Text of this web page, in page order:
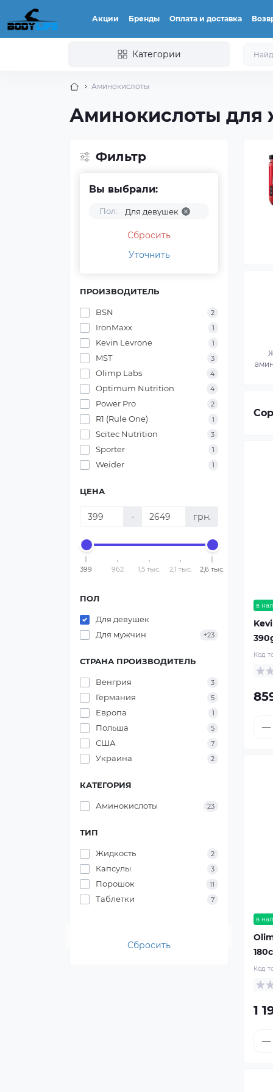
Акции Бренды Оплата и доставка
Категории
Аминокислоты
Аминокислоты для
Фильтр
Вы выбрали:
Пол: Для девушек
Сбросить
Уточнить
ПРОИЗВОДИТЕЛЬ
BSN 2
IronMaxx 1
Kevin Levrone 1
MST 3
Olimp Labs 4
Optimum Nutrition 4
Power Pro 2
R1 (Rule One) 1
Scitec Nutrition 3
Sporter 1
Weider 1
ЦЕНА
- грн.
399 962 1,5 тыс. 2,1 тыс. 2,6 тыс.
ПОЛ
Для девушек
Для мужчин
+23
СТРАНА ПРОИЗВОДИТЕЛЬ
Венгрия 3
Германия 5
Европа 1
Польша 5
США 7
Украина 2
КАТЕГОРИЯ
Аминокислоты 23
ТИП
Жидкость 2
Капсулы 3
Порошок 11
Таблетки 7
Сбросить
в
Код
в
Код
1